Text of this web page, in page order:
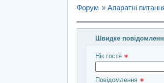
Форум » Апаратні
Швидке
Введіть
Нік гостя
Повідомлення